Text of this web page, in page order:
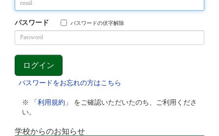
パスワード パスワードの伏字解除
パスワードをお忘れの方はこちら
※ 「利用規約」
をご確認いただいたのち、ご利用くださ
い。
学校からのお知らせ